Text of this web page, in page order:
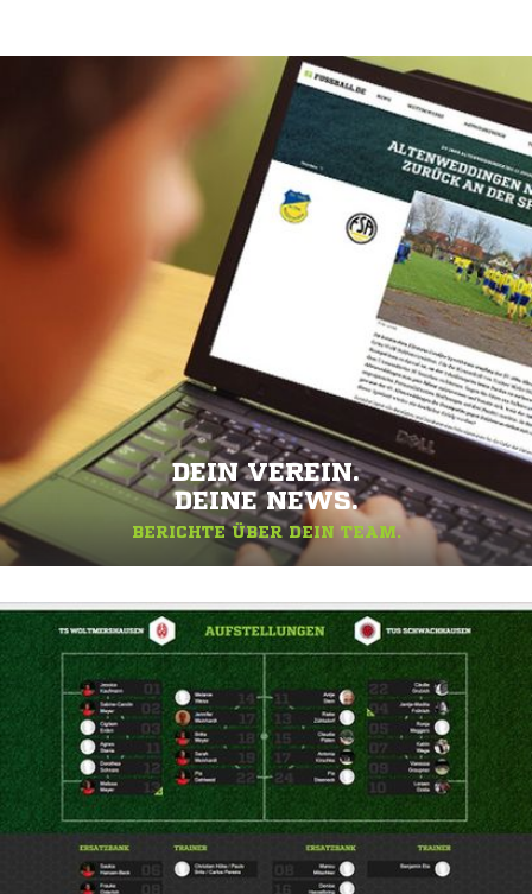
DEIN VEREIN.
DEINE NEWS.
BERICHTE ÜBER DEIN TEAM.